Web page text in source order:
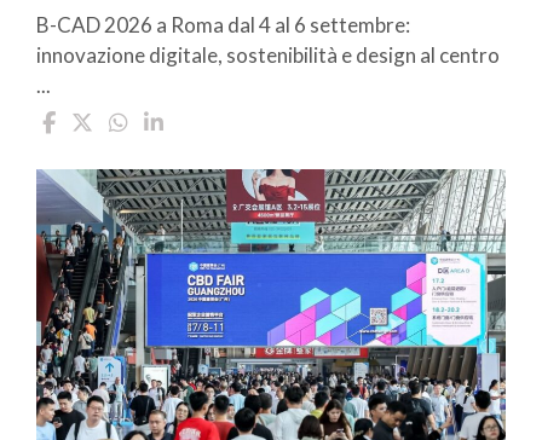
B-CAD 2026 a Roma dal 4 al 6 settembre:
innovazione digitale, sostenibilità e design al centro
...